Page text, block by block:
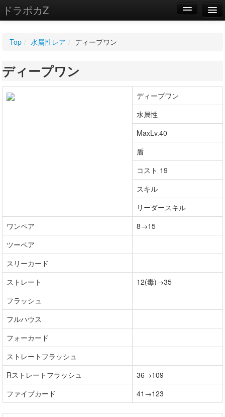
ドラポカZ
WIKI
設定
Top / 水属性レア / ディープワン
ディープワン
ディープワン
水属性
MaxLv.40
盾
コスト 19
スキル
リーダースキル
ワンペア
8→15
ツーペア
スリーカード
ストレート
12(毒)→35
フラッシュ
フルハウス
フォーカード
ストレートフラッシュ
Rストレートフラッシュ
36→109
ファイブカード
41→123